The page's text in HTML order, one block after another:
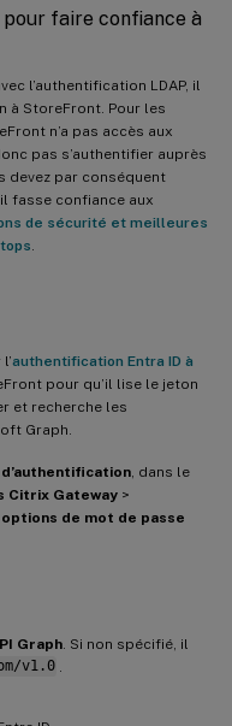
faire confiance à
l’authentification LDAP, il
à StoreFront. Pour les
n’a pas accès aux
pas s’authentifier auprès
devez par conséquent
fasse confiance aux
de sécurité et meilleures
authentification Entra ID à
pour qu’il lise le jeton
et recherche les
Graph.
, dans le
Citrix Gateway >
de mot de passe
Graph . Si non spécifié, il
v1.0